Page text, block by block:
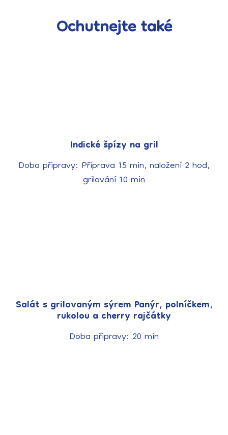
Ochutnejte také
Indické špízy na gril
Doba připravy: Příprava 15 min, naložení 2 hod,
grilování 10 min
Salát s grilovaným sýrem Panýr, polníčkem,
rukolou a cherry rajčátky
Doba připravy: 20 min